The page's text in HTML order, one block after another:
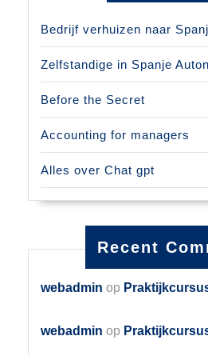
Bedrijf verhuizen naar
Zelfstandige in Spanje
Before the Secret
Accounting for managers
Alles over Chat gpt
Recent
webadmin op
webadmin op